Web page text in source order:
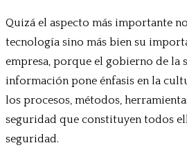
Quizá el aspecto más importante
tecnología sino más bien su
empresa, porque el gobierno de la
información pone énfasis en la
los procesos, métodos,
seguridad que constituyen todos
seguridad.